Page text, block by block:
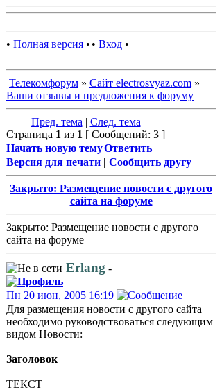
• Полная версия • • Вход •
Телекомфорум » Сайт electrosvyaz.com »
Ваши отзывы и предложения к форуму
Пред. тема | След. тема
Страница 1 из 1 [ Сообщений: 3 ]
Начать новую темуОтветить
Версия для печати | Сообщить другу
Закрыто: Размещение новости с другого
сайта на форуме
Закрыто: Размещение новости с другого
сайта на форуме
Erlang -
Пн 20 июн, 2005 16:19
Для размещения новости с другого сайта
необходимо руководствоваться следующим
видом Новости:
Заголовок
ТЕКСТ